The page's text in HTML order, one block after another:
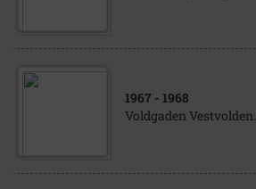
1967 - 1968
Voldgaden Vestvolden.